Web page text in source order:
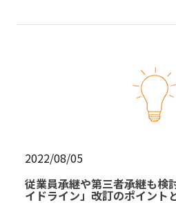
2022/08/05
従業員承継や第三者承継も検
イドライン」改訂のポイント